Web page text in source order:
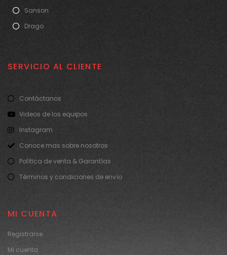
Sanson
Drago
SERVICIO AL CLIENTE
Contáctanos
Videos de los equipos
Instagram
Conoce mas sobre nosotros
Política de venta & Garantías
Términos y condiciones de envío
MI CUENTA
Registrarse
Mi cuenta